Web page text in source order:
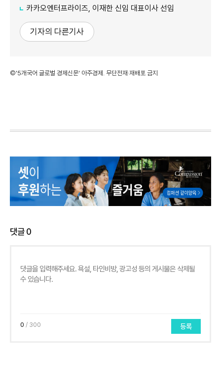
카카오엔터프라이즈, 이재한 신임 대표이사 선임
기자의 다른기사
©'5개국어 글로벌 경제신문' 아주경제. 무단전재·재배포 금지
댓글0
0 / 300 등록